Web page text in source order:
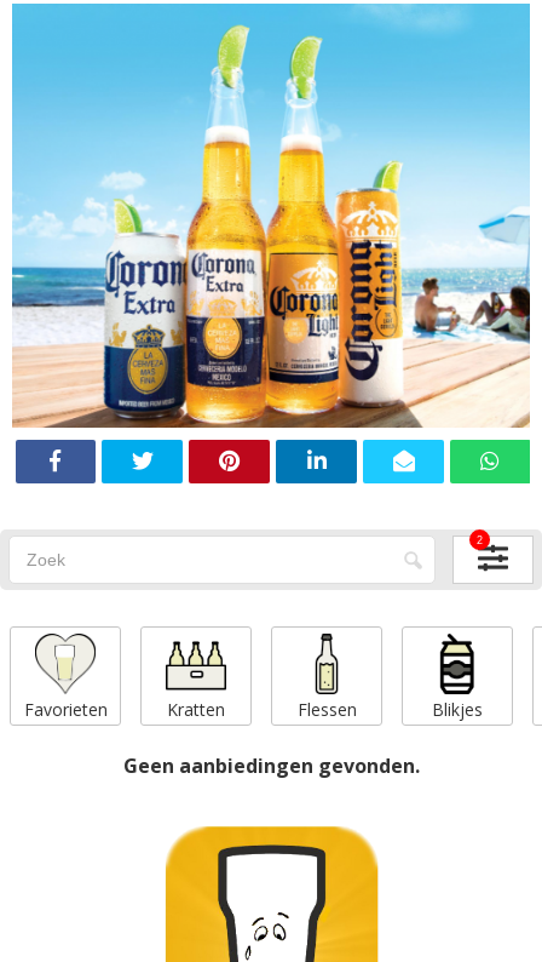
2
Favorieten Kratten Flessen Blikjes
Geen aanbiedingen gevonden.